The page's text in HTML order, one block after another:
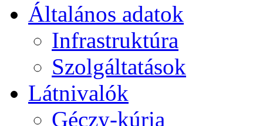
Általános adatok
Infrastruktúra
Szolgáltatások
Látnivalók
Géczy-kúria